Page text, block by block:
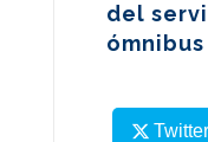
del
ómnibus
Twitter